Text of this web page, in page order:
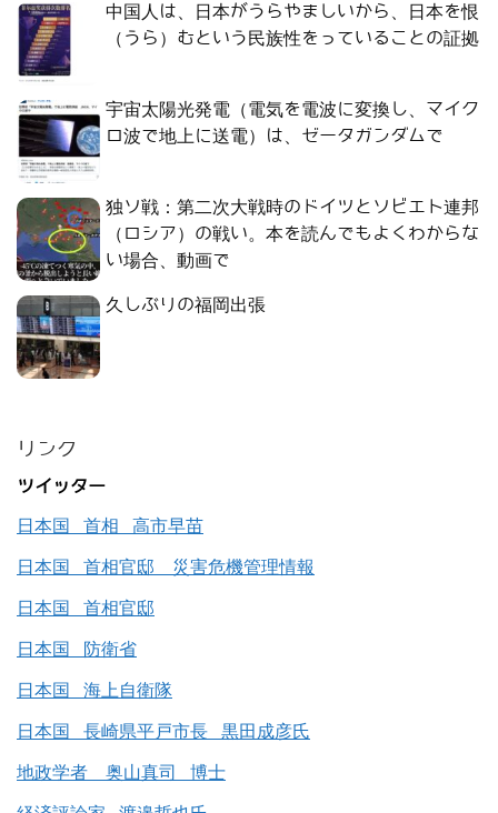
中国人は、日本がうらやましいから、日本を恨
（うら）むという民族性をっていることの証拠
宇宙太陽光発電（電気を電波に変換し、マイク
ロ波で地上に送電）は、ゼータガンダムで
独ソ戦：第二次大戦時のドイツとソビエト連邦
（ロシア）の戦い。本を読んでもよくわからな
い場合、動画で
久しぶりの福岡出張
リンク
ツイッター
日本国 首相 高市早苗
日本国 首相官邸 災害危機管理情報
日本国 首相官邸
日本国 防衛省
日本国 海上自衛隊
日本国 長崎県平戸市長 黒田成彦氏
地政学者 奥山真司 博士